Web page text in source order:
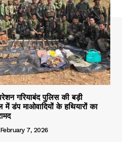
गरियाबंद पुलिस की बड़ी
में डंप माओवादियों के हथियारों का
February 7, 2026